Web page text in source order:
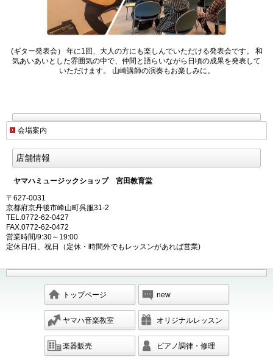
(ギター発表会） 年に1回、大人の方にも楽しんでいただける発表会です。 和
気あいあいとした雰囲気の中で、仲間と語らいながら日頃の成果を発表して
いただけます。 山崎講師の演奏もお楽しみに。
会場案内
店舗情報
ヤマハミュージックショップ 宮田教育堂
〒627-0031
京都府京丹後市峰山町呉服31-2
TEL.0772-62-0427
FAX.0772-62-0472
営業時間/9:30～19:00
定休日/日、祝日（定休・時間外でもレッスンがあれば営業)
トップページ new
ヤマハ音楽教室 オリジナルレッスン
楽器販売 ピアノ調律・修理